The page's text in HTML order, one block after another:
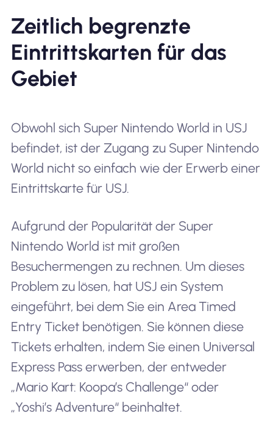
Zeitlich begrenzte
Eintrittskarten für das
Gebiet
Obwohl sich Super Nintendo World in USJ
befindet, ist der Zugang zu Super Nintendo
World nicht so einfach wie der Erwerb einer
Eintrittskarte für USJ.
Aufgrund der Popularität der Super
Nintendo World ist mit großen
Besuchermengen zu rechnen. Um dieses
Problem zu lösen, hat USJ ein System
eingeführt, bei dem Sie ein Area Timed
Entry Ticket benötigen. Sie können diese
Tickets erhalten, indem Sie einen Universal
Express Pass erwerben, der entweder
„Mario Kart: Koopa’s Challenge“ oder
„Yoshi’s Adventure“ beinhaltet.